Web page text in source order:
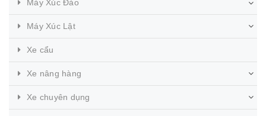
Máy Xúc Đào
Máy Xúc Lật
Xe cẩu
Xe nâng hàng
Xe chuyên dụng